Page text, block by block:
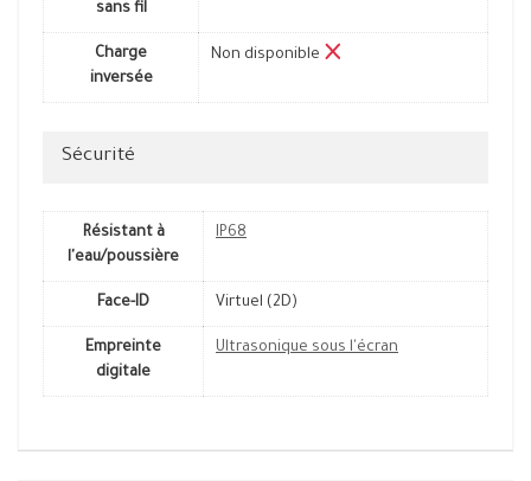
sans fil
Charge
inversée
Non disponible
Sécurité
Résistant à
l'eau/poussière
IP68
Face-ID Virtuel (2D)
Empreinte
digitale
Ultrasonique sous l'écran